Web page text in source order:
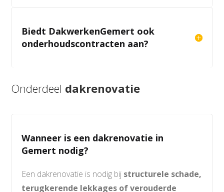
Biedt DakwerkenGemert ook
onderhoudscontracten aan?
Onderdeel dakrenovatie
Wanneer is een dakrenovatie in
Gemert nodig?
Een dakrenovatie is nodig bij structurele schade,
terugkerende lekkages of verouderde